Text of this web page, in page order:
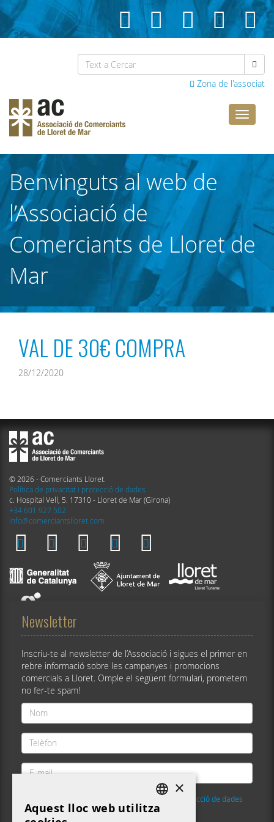
Zona de l'associat
Lloret
Benvinguts al web de
l’Associació de
Comerciants de Lloret de
Mar
VAL DE 30€ COMPRA
28/12/2020
© 2026 - Comerciants Lloret.
Política de privacitat i protecció de dades
c. Hospital Vell, 5. 17310 - Lloret de Mar (Girona)
+34 601 927 502
info@comerciantslloret.com
Newsletter
Inscriu-te al newsletter de l’Associació i sigues el primer en
rebre informació sobre les campanyes i promocions
comercials a Lloret. Omple el següent formulari, prometem
no fer-te spam!
Nom
*
Telèfon
*
E-
Política de privacitat i protecció de dades
Validació DEFAULT LANGUAGE
×
Aquest lloc web utilitza